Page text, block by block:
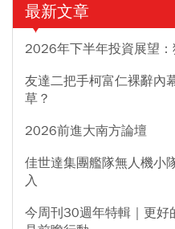
最新文章
2026年下半年投資展望
友達二把手柯富仁裸辭內
草？
2026前進大南方論壇
佳世達集團艦隊無人機小
入
今周刊30週年特輯｜更好